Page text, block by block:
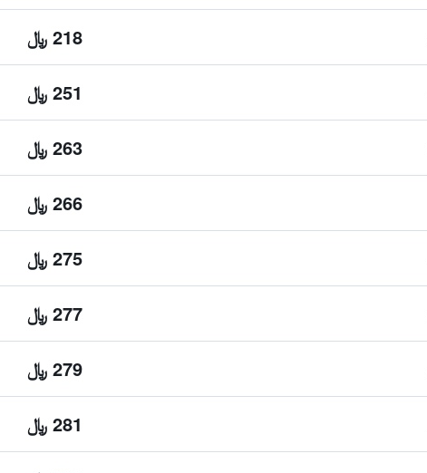
218 ﷼
251 ﷼
263 ﷼
266 ﷼
275 ﷼
277 ﷼
279 ﷼
281 ﷼